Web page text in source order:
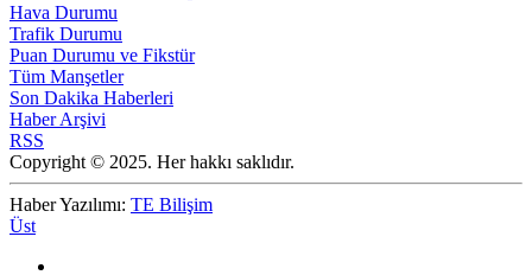
Hava Durumu
Trafik Durumu
Puan Durumu ve Fikstür
Tüm Manşetler
Son Dakika Haberleri
Haber Arşivi
RSS
Copyright © 2025. Her hakkı saklıdır.
Haber Yazılımı: TE Bilişim
Üst